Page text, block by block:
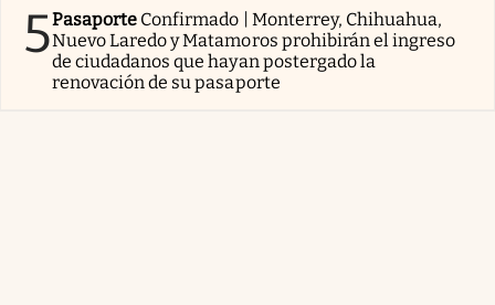
5Pasaporte Confirmado | Monterrey, Chihuahua,
Nuevo Laredo y Matamoros prohibirán el ingreso
de ciudadanos que hayan postergado la
renovación de su pasaporte